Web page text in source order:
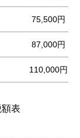
75,500円
87,000円
110,000円
表